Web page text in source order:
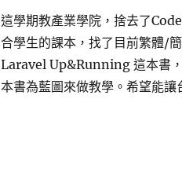
這學期教產業學院，捨去了
合學生的課本，找了目前繁體/
Laravel Up&Running 這本書
本書為藍圖來做教學。希望能